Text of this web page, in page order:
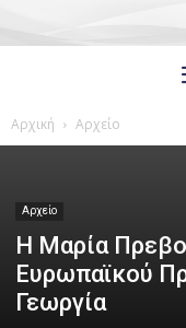
Αρχική Αρχείο
Αρχείο
Η Μαρία
Ευρωπαϊκού
Γεωργία